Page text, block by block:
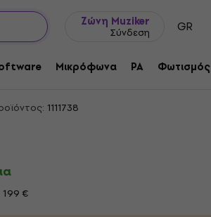
Ζώνη Muziker
Σύνδεση GR
Μικρόφωνα PA Φωτισμός
12AX7 GP Λυχνία Κενού
1111738
€